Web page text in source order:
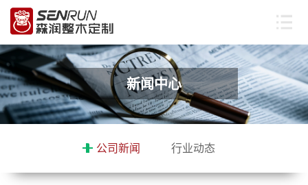
新闻中心
公司新闻 行业动态